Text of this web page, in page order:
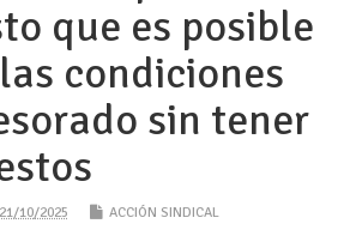
que es posible
condiciones
sin tener
21/10/2025 ACCIÓN SINDICAL